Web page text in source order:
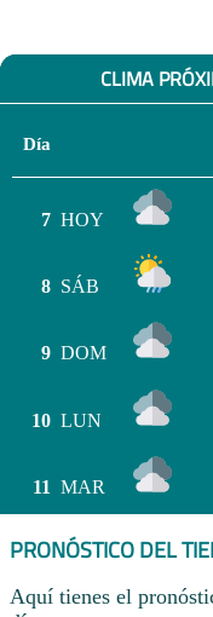
CLIMA
Día
7 HOY
8 SÁB
9 DOM
10 LUN
11 MAR
PRONÓSTICO DEL
Aquí tienes el